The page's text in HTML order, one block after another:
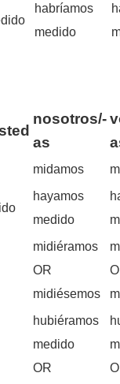
habríamos
medido
nosotros/-
as
midamos
hayamos
medido
midiéramos
OR
midiésemos
hubiéramos
medido
OR